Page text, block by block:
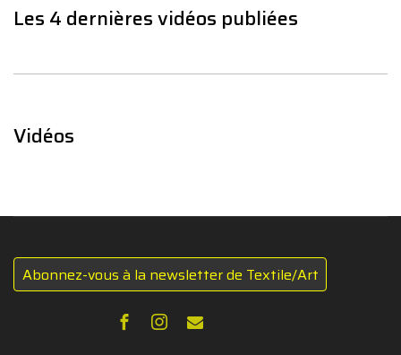
Les 4 dernières vidéos publiées
Vidéos
Abonnez-vous à la newsletter de Textile/Art